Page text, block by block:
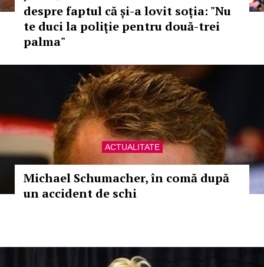
despre faptul că și-a lovit soția: "Nu
te duci la poliţie pentru două-trei
palma"
ACTUALITATE
Michael Schumacher, în comă după
un accident de schi